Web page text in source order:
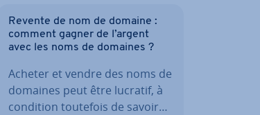
Revente de nom de domaine :
comment gagner de l’argent
avec les noms de domaines ?
Acheter et vendre des noms de
domaines peut être lucratif, à
condition toutefois de savoir…